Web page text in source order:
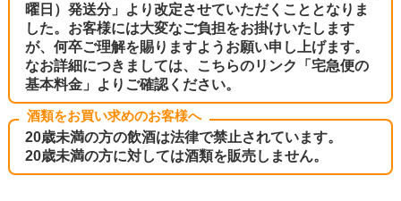
曜日）発送分」より改定させていただくこととなりま
した。お客様には大変なご負担をお掛けいたします
が、何卒ご理解を賜りますようお願い申し上げます。
なお詳細につきましては、こちらのリンク
「宅急便の
基本料金」
よりご確認ください。
酒類をお買い求めのお客様へ
20歳未満の方の飲酒は法律で禁止されています。
20歳未満の方に対しては酒類を販売しません。